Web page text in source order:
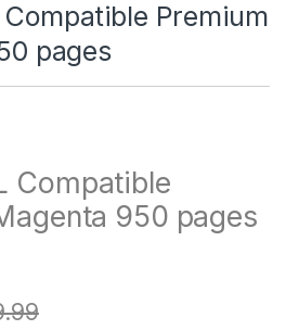
Premium
pages
Compatible
950 pages